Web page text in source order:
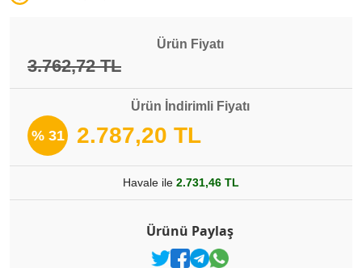
Ürün Fiyatı
3.762,72 TL
Ürün İndirimli Fiyatı
% 31 2.787,20 TL
Havale ile 2.731,46 TL
Ürünü Paylaş